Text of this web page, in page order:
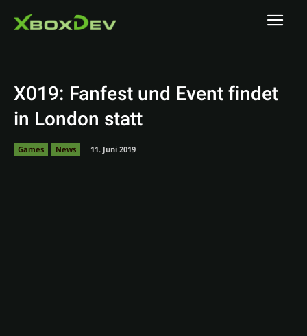
X019: Fanfest und Event findet
in London statt
Games News 11. Juni 2019